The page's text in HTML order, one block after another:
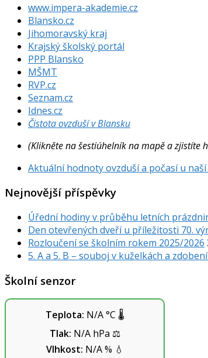
www.impera-akademie.cz
Blansko.cz
Jihomoravský kraj
Krajský školský portál
PPP Blansko
MŠMT
RVP.cz
Seznam.cz
Idnes.cz
Čistota ovzduší v Blansku
(Klikněte na šestiúhelník na mapě a zjistíte
Aktuální hodnoty ovzduší a počasí u
Nejnovější příspěvky
Úřední hodiny v průběhu letních
Den otevřených dveří u příležitosti 70.
Rozloučení se školním rokem 2025/2026
5. A a 5. B – souboj v kuželkách a
Školní senzor
Teplota: N/A°C 🌡️
Tlak: N/AhPa ⚖️
Vlhkost: N/A% 💧